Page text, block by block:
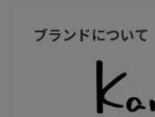
ブランドについて